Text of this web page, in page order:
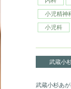
小児精神
小児科
武蔵小
武蔵小杉あ